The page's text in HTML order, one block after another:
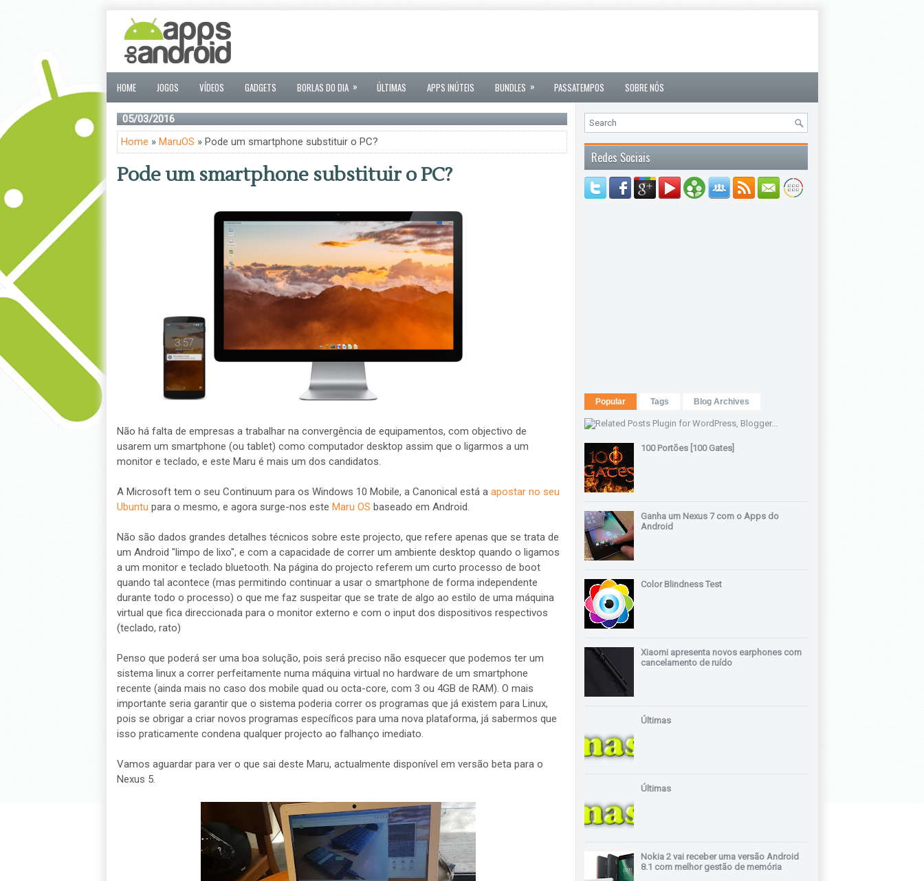
HOME JOGOS VÍDEOS GADGETS BORLAS DO DIA » ÚLTIMAS APPS INÚTEIS BUNDLES » PASSATEMPOS SOBRE NÓS
05/03/2016
Home » MaruOS » Pode um smartphone substituir o PC?
Pode um smartphone substituir o PC?
Não há falta de empresas a trabalhar na convergência de equipamentos, com objectivo de
usarem um smartphone (ou tablet) como computador desktop assim que o ligarmos a um
monitor e teclado, e este Maru é mais um dos candidatos.
A Microsoft tem o seu Continuum para os Windows 10 Mobile, a Canonical está a apostar no seu
Ubuntu para o mesmo, e agora surge-nos este Maru OS baseado em Android.
Não são dados grandes detalhes técnicos sobre este projecto, que refere apenas que se trata de
um Android "limpo de lixo", e com a capacidade de correr um ambiente desktop quando o ligamos
a um monitor e teclado bluetooth. Na página do projecto referem um curto processo de boot
quando tal acontece (mas permitindo continuar a usar o smartphone de forma independente
durante todo o processo) o que me faz suspeitar que se trate de algo ao estilo de uma máquina
virtual que fica direccionada para o monitor externo e com o input dos dispositivos respectivos
(teclado, rato)
Penso que poderá ser uma boa solução, pois será preciso não esquecer que podemos ter um
sistema linux a correr perfeitamente numa máquina virtual no hardware de um smartphone
recente (ainda mais no caso dos mobile quad ou octa-core, com 3 ou 4GB de RAM). O mais
importante seria garantir que o sistema poderia correr os programas que já existem para Linux,
pois se obrigar a criar novos programas específicos para uma nova plataforma, já sabermos que
isso praticamente condena qualquer projecto ao falhanço imediato.
Vamos aguardar para ver o que sai deste Maru, actualmente disponível em versão beta para o
Nexus 5.
Redes Sociais
Popular Tags Blog Archives
100 Portões [100 Gates]
Ganha um Nexus 7 com o Apps do
Android
Color Blindness Test
Xiaomi apresenta novos earphones com
cancelamento de ruído
Últimas
Últimas
Nokia 2 vai receber uma versão Android
8.1 com melhor gestão de memória